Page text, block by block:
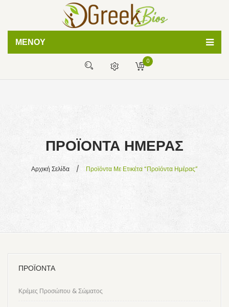
ΜΕΝΟΎ
ΣΥΧΝΕΣ ΕΡΩΤΗΣΕΙΣ
0
ΠΡΟΪΌΝΤΑ ΗΜΈΡΑΣ
Αρχική Σελίδα / Προϊόντα Με Ετικέτα “προϊόντα Ημέρας”
ΠΡΟΪΟΝΤΑ
Κρέμες Προσώπου & Σώματος